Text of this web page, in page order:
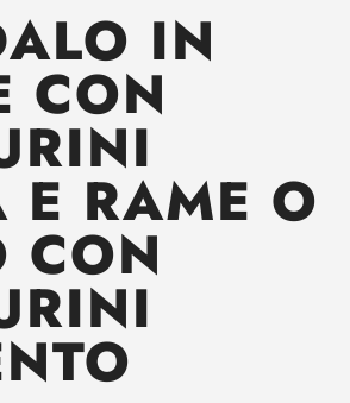
IN
CON
E RAME O
CON